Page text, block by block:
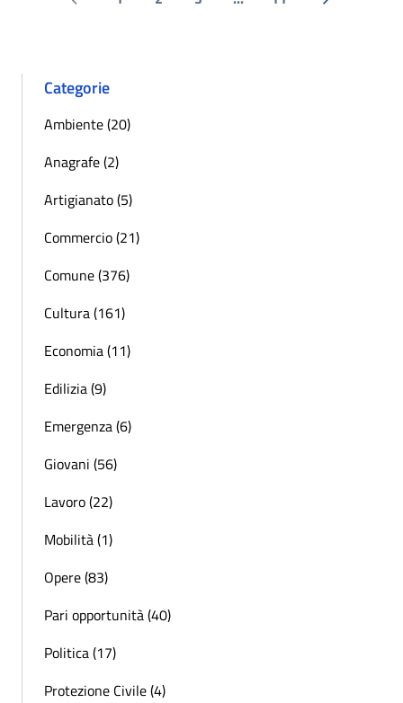
Pagina precedente Successiva
Categorie
Ambiente (20)
Anagrafe (2)
Artigianato (5)
Commercio (21)
Comune (376)
Cultura (161)
Economia (11)
Edilizia (9)
Emergenza (6)
Giovani (56)
Lavoro (22)
Mobilità (1)
Opere (83)
Pari opportunità (40)
Politica (17)
Protezione Civile (4)